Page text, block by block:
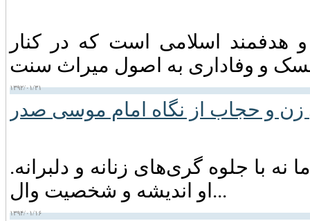
اسلامی است که در کنار
۱۳۹۲/۰۱/۳۱
زن و حجاب از نگاه امام موسی صدر
با جلوه گری‌های زنانه و دلبرانه.
او اندیشه و شخصیت وال...
۱۳۹۴/۰۱/۱۶